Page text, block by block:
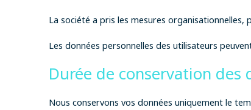
La société a pris les mesures
Les données personnelles des utilisateurs
Durée de conservation des
Nous conservons vos données uniquement le